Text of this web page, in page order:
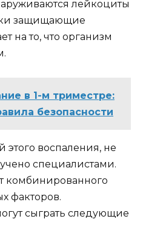
лейкоциты
защищающие
на то, что организм
в 1-м триместре:
безопасности
этого воспаления, не
специалистами.
комбинированного
факторов.
сыграть следующие